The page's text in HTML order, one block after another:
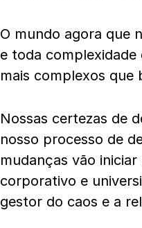
O mundo agora que
e toda
mais complexos que
Nossas certezas de
nosso processo de
mudanças vão
corporativo e
gestor do caos e a